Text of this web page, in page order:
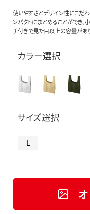
使いやすさとデザイン性にこだわ
ンパクトにまとめることができ、
チ付きで見た目以上の容量があり
カラー選択
サイズ選択
L